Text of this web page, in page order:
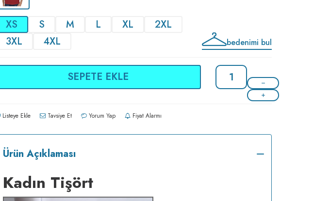
XS S M L XL
2XL
3XL
4XL bedenimi bul
SEPETE EKLE
Listeye Ekle Tavsiye Et Yorum Yap Fiyat Alarmı
Ürün Açıklaması
Kadın Tişört